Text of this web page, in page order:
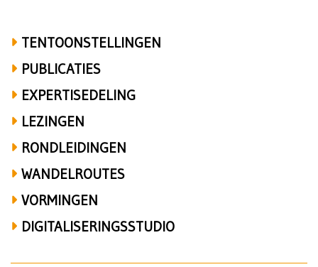
TENTOONSTELLINGEN
PUBLICATIES
EXPERTISEDELING
LEZINGEN
RONDLEIDINGEN
WANDELROUTES
VORMINGEN
DIGITALISERINGSSTUDIO